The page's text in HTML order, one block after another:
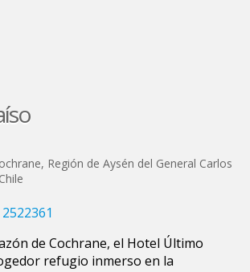
, Región de Aysén del General Carlos
Chile
de Cochrane, el Hotel Último
refugio inmerso en la